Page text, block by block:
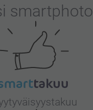
smartphoto